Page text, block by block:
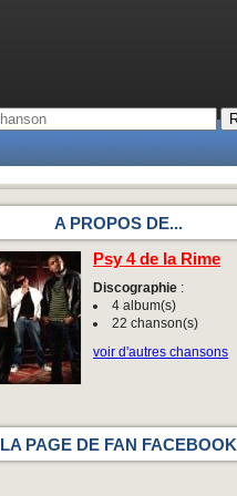
A PROPOS DE...
Psy 4 de la Rime
Discographie :
4 album(s)
22 chanson(s)
voir d'autres chansons
LA PAGE DE FAN FACEBOOK